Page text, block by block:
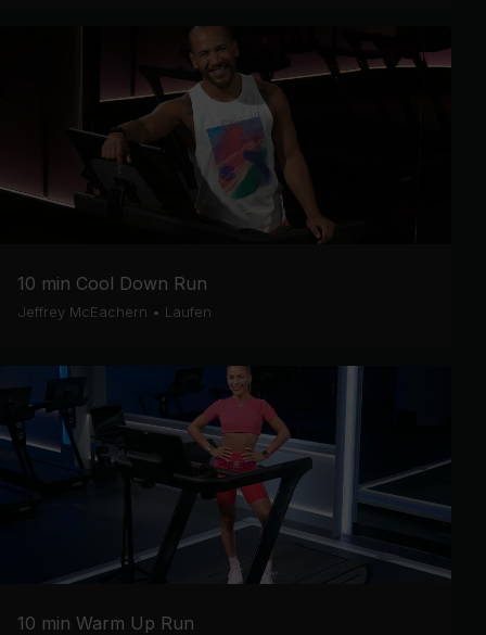
10 min Cool Down Run
Jeffrey McEachern • Laufen
10 min Warm Up Run